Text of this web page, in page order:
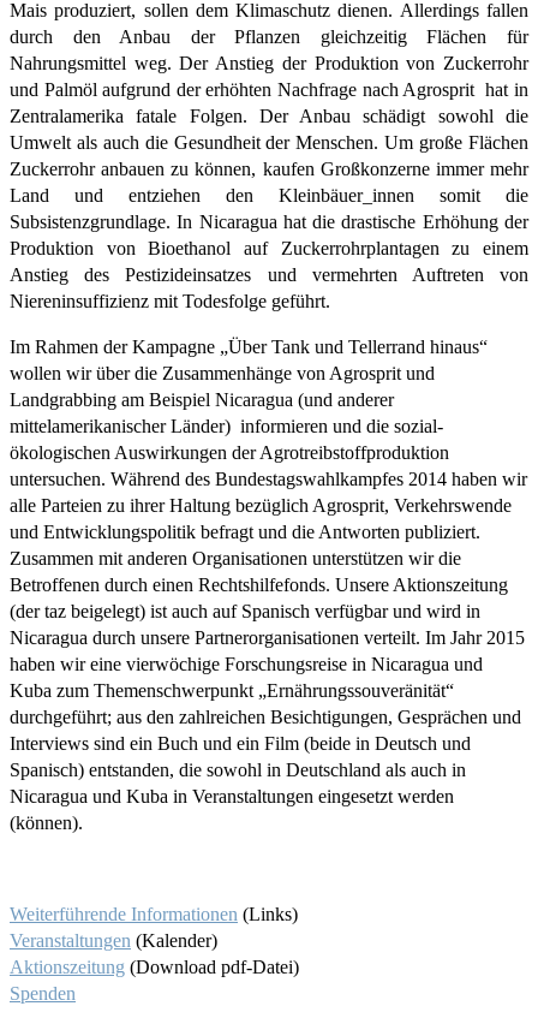
Mais produziert, sollen dem Klimaschutz dienen. Allerdings fallen
durch den Anbau der Pflanzen gleichzeitig Flächen für
Nahrungsmittel weg. Der Anstieg der Produktion von Zuckerrohr
und Palmöl aufgrund der erhöhten Nachfrage nach Agrosprit hat in
Zentralamerika fatale Folgen. Der Anbau schädigt sowohl die
Umwelt als auch die Gesundheit der Menschen. Um große Flächen
Zuckerrohr anbauen zu können, kaufen Großkonzerne immer mehr
Land und entziehen den Kleinbäuer_innen somit die
Subsistenzgrundlage. In Nicaragua hat die drastische Erhöhung der
Produktion von Bioethanol auf Zuckerrohrplantagen zu einem
Anstieg des Pestizideinsatzes und vermehrten Auftreten von
Niereninsuffizienz mit Todesfolge geführt.
Im Rahmen der Kampagne „Über Tank und Tellerrand hinaus“
wollen wir über die Zusammenhänge von Agrosprit und
Landgrabbing am Beispiel Nicaragua (und anderer
mittelamerikanischer Länder) informieren und die sozial-
ökologischen Auswirkungen der Agrotreibstoffproduktion
untersuchen. Während des Bundestagswahlkampfes 2014 haben wir
alle Parteien zu ihrer Haltung bezüglich Agrosprit, Verkehrswende
und Entwicklungspolitik befragt und die Antworten publiziert.
Zusammen mit anderen Organisationen unterstützen wir die
Betroffenen durch einen Rechtshilfefonds. Unsere Aktionszeitung
(der taz beigelegt) ist auch auf Spanisch verfügbar und wird in
Nicaragua durch unsere Partnerorganisationen verteilt. Im Jahr 2015
haben wir eine vierwöchige Forschungsreise in Nicaragua und
Kuba zum Themenschwerpunkt „Ernährungssouveränität“
durchgeführt; aus den zahlreichen Besichtigungen, Gesprächen und
Interviews sind ein Buch und ein Film (beide in Deutsch und
Spanisch) entstanden, die sowohl in Deutschland als auch in
Nicaragua und Kuba in Veranstaltungen eingesetzt werden
(können).
Weiterführende Informationen (Links)
Veranstaltungen (Kalender)
Aktionszeitung (Download pdf-Datei)
Spenden